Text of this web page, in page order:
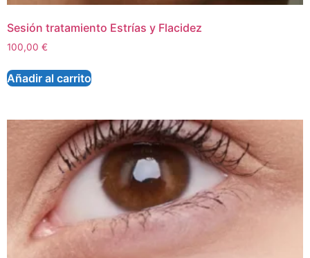
Sesión tratamiento Estrías y Flacidez
100,00 €
Añadir al carrito